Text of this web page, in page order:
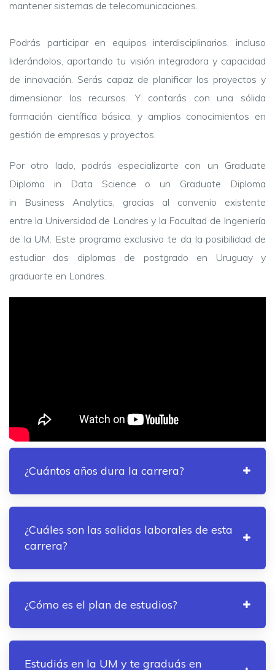
mantener sistemas de telecomunicaciones.
Podrás participar en equipos interdisciplinarios, incluso
liderándolos, aportando tu visión integradora y capacidad
de innovación. Serás capaz de planificar los proyectos y
dimensionar los recursos. Y contarás con una sólida
formación científica básica, y amplios conocimientos en
gestión de empresas y proyectos.
Por otro lado, podrás especializarte con un Graduate
Diploma in Data Science o un Graduate Diploma
in Business Analytics, gracias al convenio existente
entre la Universidad de Londres y la Facultad de Ingeniería
de la UM. Este programa exclusivo te da la posibilidad de
estudiar dos diplomas de postgrado en Uruguay y
graduarte en Londres.
¿Cuántos años dura la carrera?
¿Cuáles son las salidas laborales de esta
carrera?
¿Cómo es el plan de estudios?
Estudiás en la UM y te graduás en